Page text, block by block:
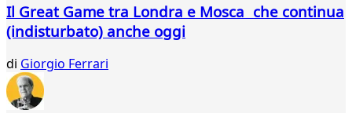
Il Great Game tra Londra e Mosca che continua
(indisturbato) anche oggi
di Giorgio Ferrari